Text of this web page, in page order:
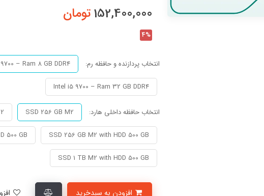
152,400,000تومان
4%
انتخاب پردازنده و حافظه رم: – Ram 8 GB DDR4
Intel i5 9700 – Ram 32 GB DDR4
انتخاب حافظه داخلی هارد: SSD 256 GB M2
SSD 256 GB M2 with HDD 500 GB
500 GB
SSD 1 TB M2 with HDD 500 GB